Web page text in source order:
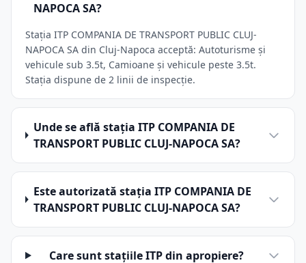
NAPOCA SA?
Stația ITP COMPANIA DE TRANSPORT PUBLIC CLUJ-
NAPOCA SA din Cluj-Napoca acceptă: Autoturisme și
vehicule sub 3.5t, Camioane și vehicule peste 3.5t.
Stația dispune de 2 linii de inspecție.
Unde se află stația ITP COMPANIA DE
TRANSPORT PUBLIC CLUJ-NAPOCA SA?
Este autorizată stația ITP COMPANIA DE
TRANSPORT PUBLIC CLUJ-NAPOCA SA?
Care sunt stațiile ITP din apropiere?